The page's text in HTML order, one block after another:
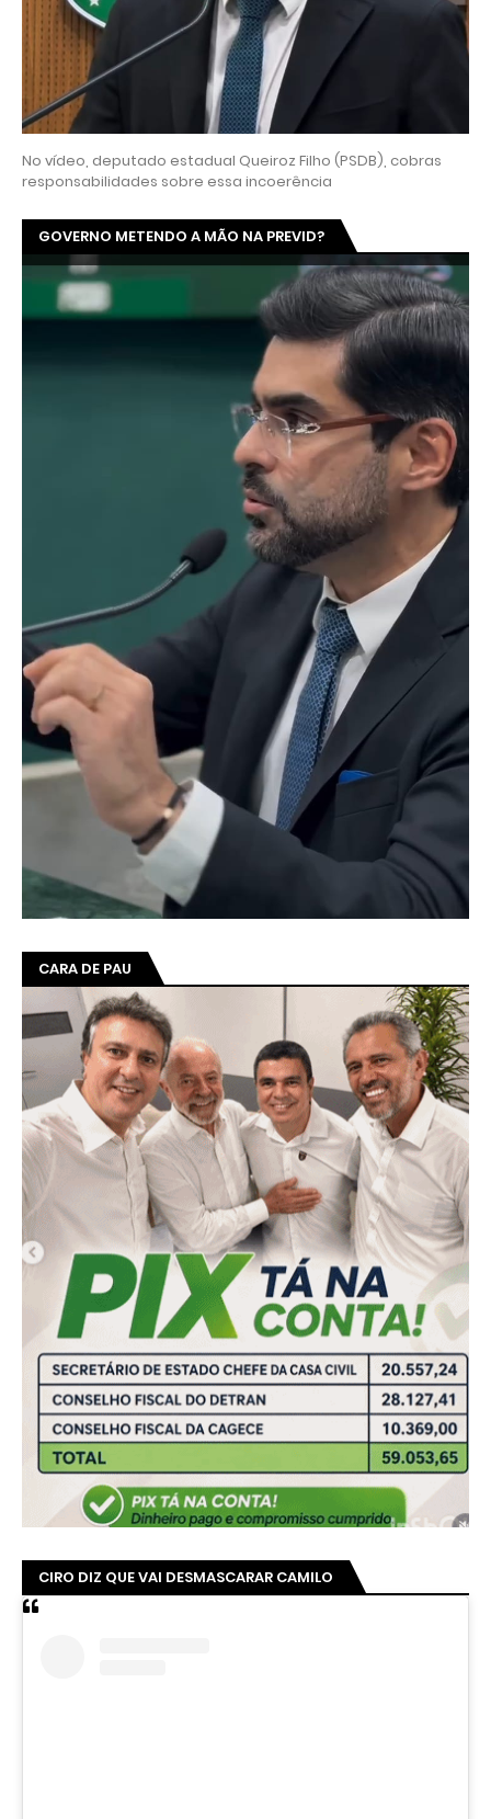
No vídeo, deputado estadual Queiroz Filho (PSDB), cobras
responsabilidades sobre essa incoerência
GOVERNO METENDO A MÃO NA PREVID?
CARA DE PAU
CIRO DIZ QUE VAI DESMASCARAR CAMILO